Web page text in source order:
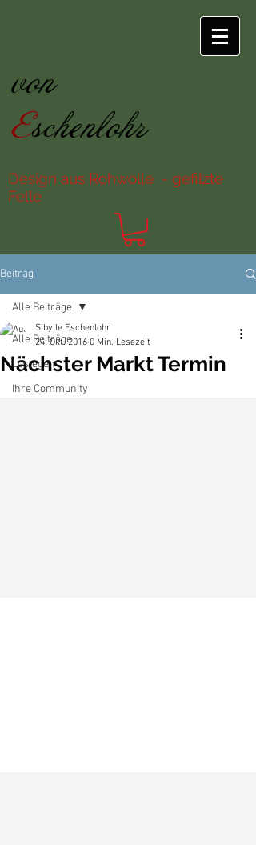
von
Eschenlohr
Design aus Rohwolle - gefilzte
Felle
Beitrag
Alle Beiträge
Loslegen
Ihre Community
Alle Beiträge
Nächster Markt Termin
Sibylle Eschenlohr
24. Okt. 2016 0 Min. Lesezeit